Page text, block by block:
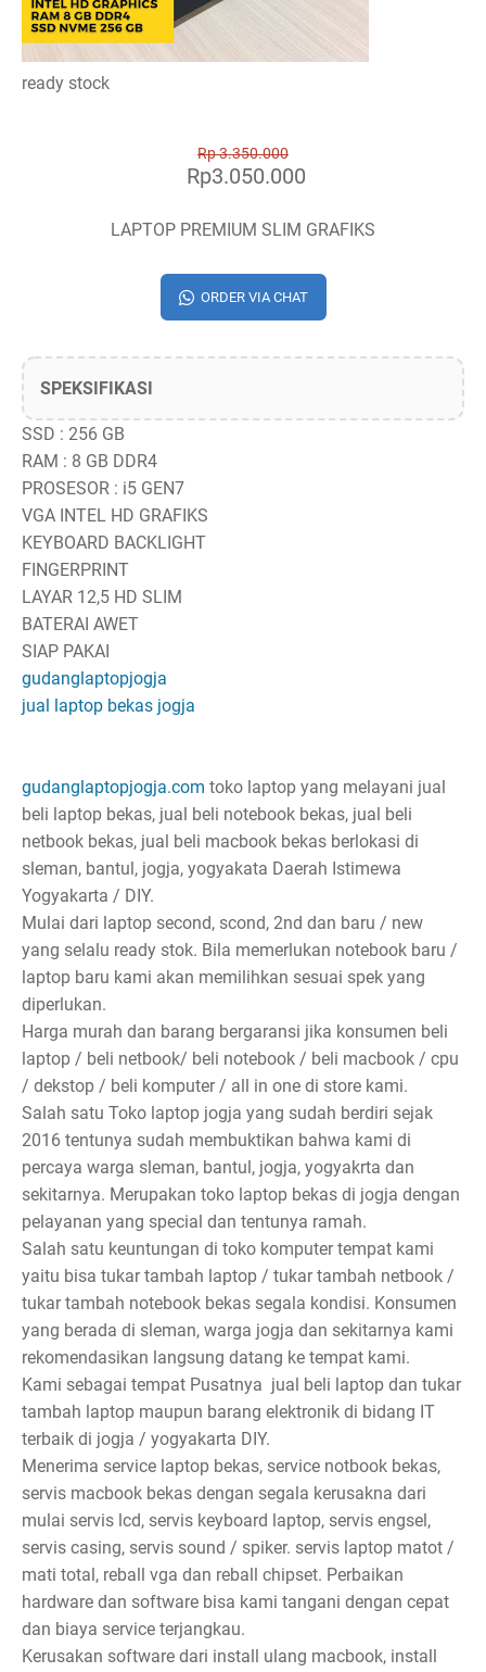
ready stock
Rp 3.350.000
Rp3.050.000
LAPTOP PREMIUM SLIM GRAFIKS
ORDER VIA CHAT
SPEKSIFIKASI
SSD : 256 GB
RAM : 8 GB DDR4
PROSESOR : i5 GEN7
VGA INTEL HD GRAFIKS
KEYBOARD BACKLIGHT
FINGERPRINT
LAYAR 12,5 HD SLIM
BATERAI AWET
SIAP PAKAI
gudanglaptopjogja
jual laptop bekas jogja
gudanglaptopjogja.com toko laptop yang melayani jual
beli laptop bekas, jual beli notebook bekas, jual beli
netbook bekas, jual beli macbook bekas berlokasi di
sleman, bantul, jogja, yogyakata Daerah Istimewa
Yogyakarta / DIY.
Mulai dari laptop second, scond, 2nd dan baru / new
yang selalu ready stok. Bila memerlukan notebook baru /
laptop baru kami akan memilihkan sesuai spek yang
diperlukan.
Harga murah dan barang bergaransi jika konsumen beli
laptop / beli netbook/ beli notebook / beli macbook / cpu
/ dekstop / beli komputer / all in one di store kami.
Salah satu Toko laptop jogja yang sudah berdiri sejak
2016 tentunya sudah membuktikan bahwa kami di
percaya warga sleman, bantul, jogja, yogyakrta dan
sekitarnya. Merupakan toko laptop bekas di jogja dengan
pelayanan yang special dan tentunya ramah.
Salah satu keuntungan di toko komputer tempat kami
yaitu bisa tukar tambah laptop / tukar tambah netbook /
tukar tambah notebook bekas segala kondisi. Konsumen
yang berada di sleman, warga jogja dan sekitarnya kami
rekomendasikan langsung datang ke tempat kami.
Kami sebagai tempat Pusatnya jual beli laptop dan tukar
tambah laptop maupun barang elektronik di bidang IT
terbaik di jogja / yogyakarta DIY.
Menerima service laptop bekas, service notbook bekas,
servis macbook bekas dengan segala kerusakna dari
mulai servis lcd, servis keyboard laptop, servis engsel,
servis casing, servis sound / spiker. servis laptop matot /
mati total, reball vga dan reball chipset. Perbaikan
hardware dan software bisa kami tangani dengan cepat
dan biaya service terjangkau.
Kerusakan software dari install ulang macbook, install